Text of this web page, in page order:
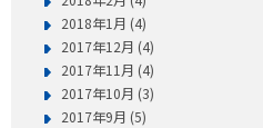
2018年1月 (4)
2017年12月 (4)
2017年11月 (4)
2017年10月 (3)
2017年9月 (5)